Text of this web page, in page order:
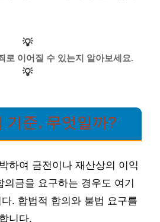
💡
로 이어질 수 있는지 알아보세요.
💡
기준, 무엇일까?
하여 금전이나 재산상의 이익
의금을 요구하는 경우도 여기
. 합법적 합의와 불법 요구를
니다.